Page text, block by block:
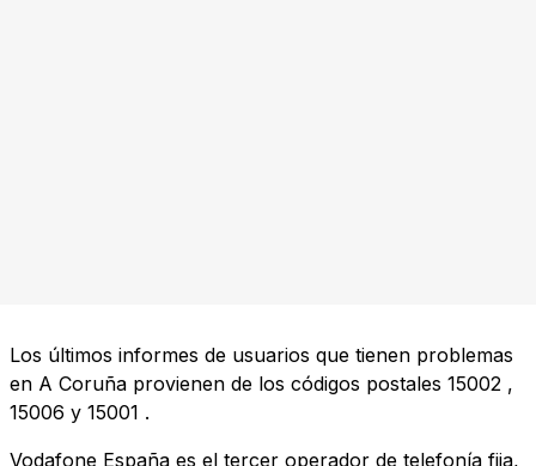
Los últimos informes de usuarios que tienen problemas
en A Coruña provienen de los códigos postales 15002 ,
15006 y 15001 .
Vodafone España es el tercer operador de telefonía fija,